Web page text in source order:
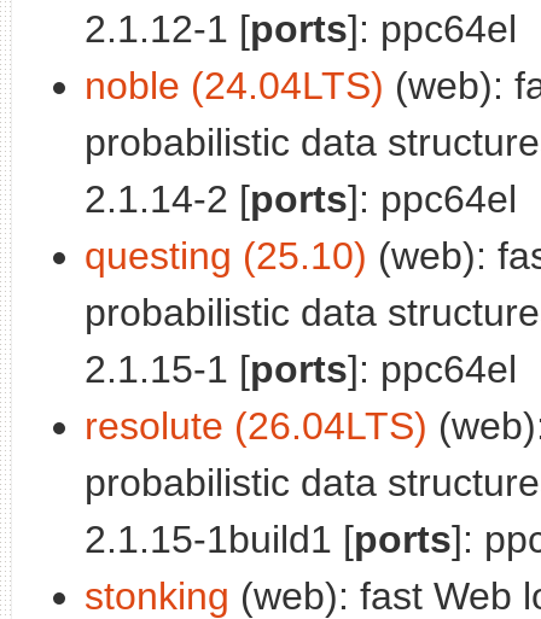
2.1.12-1 [ports]: ppc64el
noble (24.04LTS) (web):
probabilistic data
2.1.14-2 [ports]: ppc64el
questing (25.10) (web):
probabilistic data
2.1.15-1 [ports]: ppc64el
resolute (26.04LTS)
probabilistic data
2.1.15-1build1 [ports]:
stonking (web): fast Web